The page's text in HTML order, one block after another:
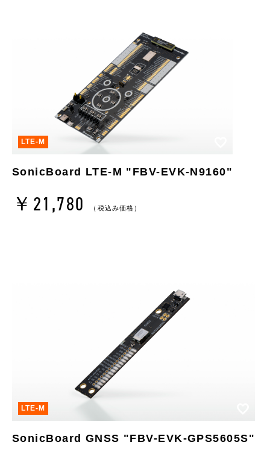
LTE-M
SonicBoard LTE-M "FBV-EVK-N9160"
￥21,780 （税込み価格）
LTE-M
SonicBoard GNSS "FBV-EVK-GPS5605S"